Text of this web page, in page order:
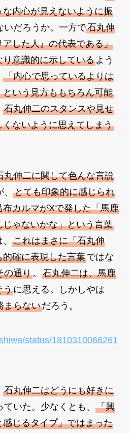
内心が見えないように振
いだろうか。一方で石丸伸
した人』の代表である」
意識的に示しているよう
「内心で思っているよりは
いう見方ももちろん可能
石丸伸二のスタンスや見せ
ないように思えてしまう
丸伸二に関して色んな言説
とても印象的に感じられ
カルマがXで発した「馬鹿
ゃないかな」という言葉
これはまさに「石丸伸
確に表現した言葉ではな
の通り。 石丸伸二は、馬鹿
うに思える。しかしやは
まらないだろう。
status/1810310066261
石丸伸二はどうにも好きに
ていた。少なくとも、 「興
じるタイプ」ではまった